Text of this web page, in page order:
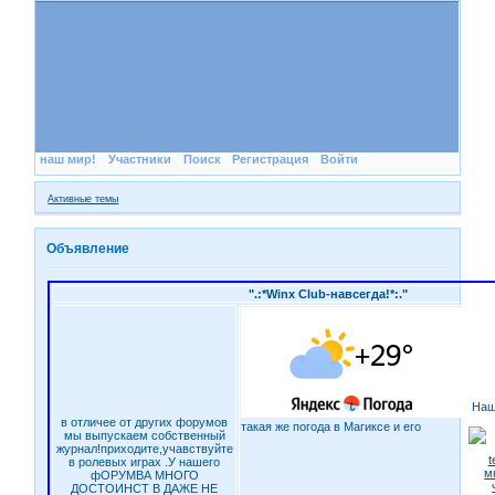
наш мир! Участники Поиск Регистрация Войти
Активные темы
Объявление
".:*Winx Club-навсегда!*:."
в отличее от других форумов
мы выпускаем собственный
журнал!приходите,учавствуйте
в ролевых играх .У нашего
фОРУМВА МНОГО
ДОСТОИНСТ В ДАЖЕ НЕ
такая же погода в Магиксе и его